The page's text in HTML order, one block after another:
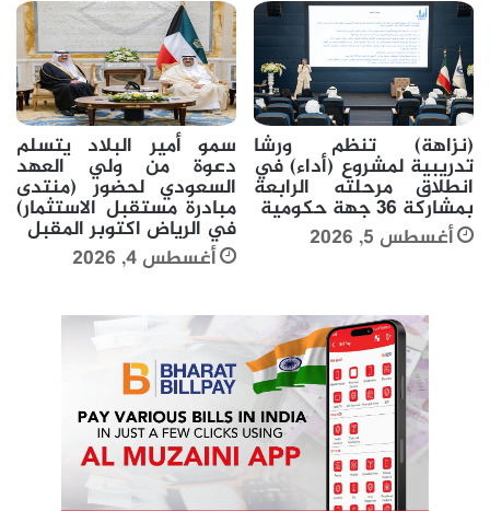
(نزاهة) تنظم ورشا
تدريبية لمشروع (أداء) في
انطلاق مرحلته الرابعة
بمشاركة 36 جهة حكومية
أغسطس 5, 2026
سمو أمير البلاد يتسلم
دعوة من ولي العهد
السعودي لحضور (منتدى
مبادرة مستقبل الاستثمار)
في الرياض اكتوبر المقبل
أغسطس 4, 2026